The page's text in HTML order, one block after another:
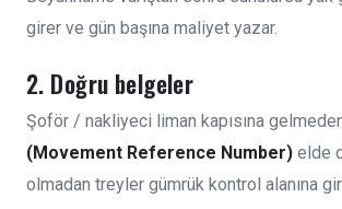
girer ve gün başına maliyet yazar.
2. Doğru belgeler
Şoför / nakliyeci liman kapısına
(Movement Reference Number) elde
olmadan treyler gümrük kontrol alanına